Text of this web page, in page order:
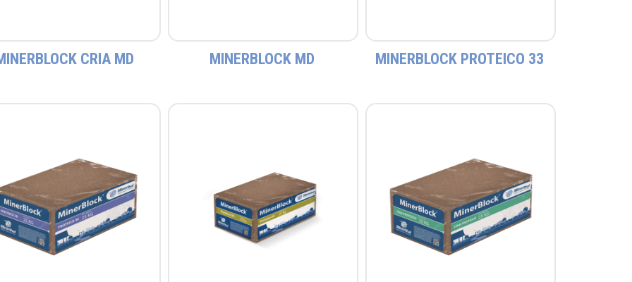
CRIA MD MINERBLOCK MD MINERBLOCK PROTEICO 33